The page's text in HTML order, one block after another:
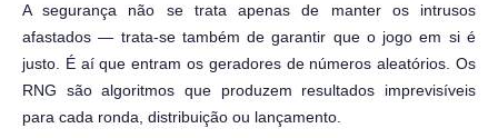
A segurança não se trata apenas de manter os intrusos
afastados — trata-se também de garantir que o jogo em si é
justo. É aí que entram os geradores de números aleatórios. Os
RNG são algoritmos que produzem resultados imprevisíveis
para cada ronda, distribuição ou lançamento.